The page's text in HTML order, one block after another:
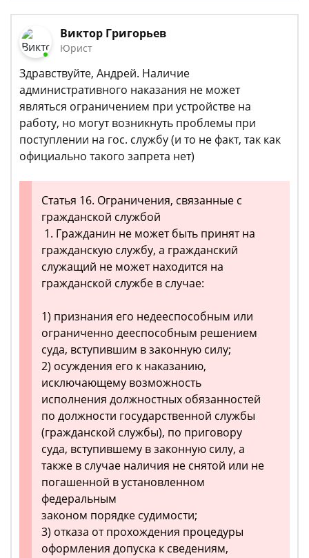
Виктор Григорьев
Юрист
Здравствуйте, Андрей. Наличие
административного наказания не может
являться ограничением при устройстве на
работу, но могут возникнуть проблемы при
поступлении на гос. службу (и то не факт, так как
официально такого запрета нет)
Статья 16. Ограничения, связанные с
гражданской службой
1. Гражданин не может быть принят на
гражданскую службу, а гражданский
служащий не может находится на
гражданской службе в случае:
1) признания его недееспособным или
ограниченно дееспособным решением
суда, вступившим в законную силу;
2) осуждения его к наказанию,
исключающему возможность
исполнения должностных обязанностей
по должности государственной службы
(гражданской службы), по приговору
суда, вступившему в законную силу, а
также в случае наличия не снятой или не
погашенной в установленном
федеральным
законом порядке судимости;
3) отказа от прохождения процедуры
оформления допуска к сведениям,